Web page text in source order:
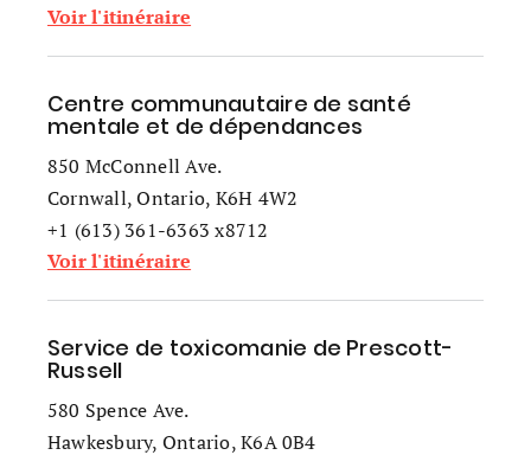
Voir l'itinéraire
Centre communautaire de santé
mentale et de dépendances
850 McConnell Ave.
Cornwall, Ontario, K6H 4W2
+1 (613) 361-6363 x8712
Voir l'itinéraire
Service de toxicomanie de Prescott-
Russell
580 Spence Ave.
Hawkesbury, Ontario, K6A 0B4